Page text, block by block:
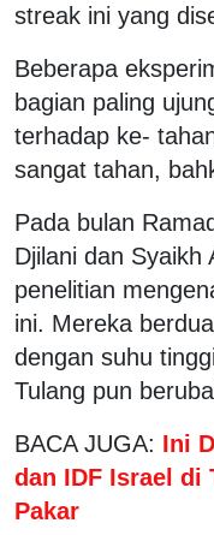
streak ini yang
Beberapa
bagian paling
terhadap ke-
sangat tahan,
Pada bulan
Djilani dan Syaikh
penelitian
ini. Mereka
dengan suhu
Tulang pun
BACA JUGA: Ini
dan IDF Israel di
Pakar